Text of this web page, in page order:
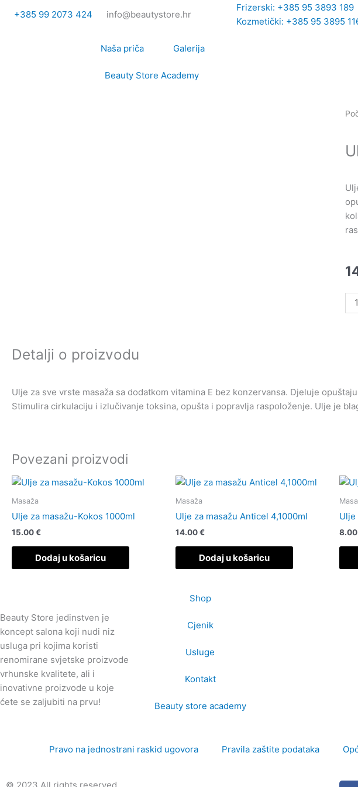
+385 99 2073 424 info@beautystore.hr
Frizerski: +385 95 3893 189
Kozmetički: +385 95 3895
Naša priča Galerija
Beauty Store Academy
Ulje
za
Detalji o proizvodu
Ulje za sve vrste masaža sa dodatkom vitamina E bez konzervansa. Djeluje
Stimulira cirkulaciju i izlučivanje toksina, opušta i popravlja raspoloženje. Ulje je
Povezani proizvodi
Masaža
Ulje za masažu-Kokos 1000ml
15.00€
Dodaj u košaricu
Masaža
Ulje za masažu Anticel 4,1000ml
14.00€
Dodaj u košaricu
Ulje
8.00
Beauty Store jedinstven je
koncept salona koji nudi niz
usluga pri kojima koristi
renomirane svjetske proizvode
vrhunske kvalitete, ali i
inovativne proizvode u koje
ćete se zaljubiti na prvu!
Shop
Cjenik
Usluge
Kontakt
Beauty store academy
Pravo na jednostrani raskid ugovora Pravila zaštite podataka